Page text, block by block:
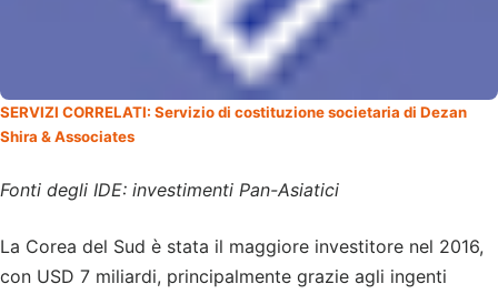
SERVIZI CORRELATI: Servizio di costituzione societaria di Dezan
Shira & Associates
Fonti degli IDE: investimenti Pan-Asiatici
La Corea del Sud è stata il maggiore investitore nel 2016,
con USD 7 miliardi, principalmente grazie agli ingenti